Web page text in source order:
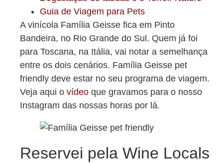
Guia de Viagem para Pets
A vinícola Família Geisse fica em Pinto
Bandeira, no Rio Grande do Sul. Quem já foi
para Toscana, na Itália, vai notar a semelhança
entre os dois cenários. Família Geisse pet
friendly deve estar no seu programa de viagem.
Veja aqui o vídeo que gravamos para o nosso
Instagram das nossas horas por lá.
Reservei pela Wine Locals